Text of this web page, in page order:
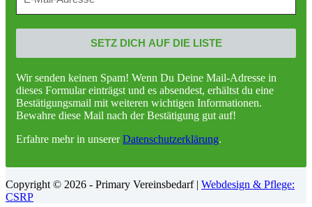
Wir senden keinen Spam! Wenn Du Deine Mail-Adresse in
dieses Formular einträgst und es absendest, erhältst du eine
Bestätigungsmail mit weiteren wichtigen Informationen.
Bewahre diese Mail nach der Bestätigung gut auf!
Erfahre mehr in unsererDatenschutzerklärung.
Copyright © 2026 - Primary Vereinsbedarf | Webdesign & Pflege:
CSRP